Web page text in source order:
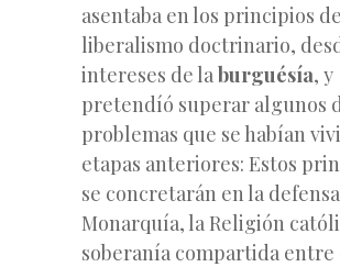
asentaba en los principios
liberalismo doctrinario,
intereses de laburguésía, y
pretendíó superar algunos
problemas que se habían
etapas anteriores: Estos
se concretarán en la
Monarquía, la Religión
soberanía compartida entre